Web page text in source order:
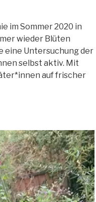
im Sommer 2020 in
wieder Blüten
eine Untersuchung der
selbst aktiv. Mit
auf frischer